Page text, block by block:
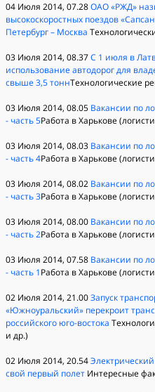
04 Июля 2014, 07.28ОАО «РЖД»
высокоскоростных поездов
Петербург – Москва
03 Июля 2014, 08.37С 1 июля в
использование автодорог для
свыше 3,5 тоннТехнологические
03 Июля 2014, 08.05 Вакансии по
- часть 5Работа в Харькове
03 Июля 2014, 08.03 Вакансии по
- часть 4Работа в Харькове
03 Июля 2014, 08.02 Вакансии по
- часть 3Работа в Харькове
03 Июля 2014, 08.00 Вакансии по
- часть 2Работа в Харькове
03 Июля 2014, 07.58 Вакансии по
- часть 1Работа в Харькове
02 Июля 2014, 21.00Запуск
«Южноуральский» перекроит
российского юго-востока
и др.)
02 Июля 2014, 20.54
свой первый полет Интересные